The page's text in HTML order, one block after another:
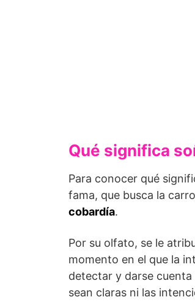
Qué significa
Para conocer qué
fama, que busca la
cobardía.
Por su olfato, se le
momento en el que la
detectar y darse
sean claras ni las